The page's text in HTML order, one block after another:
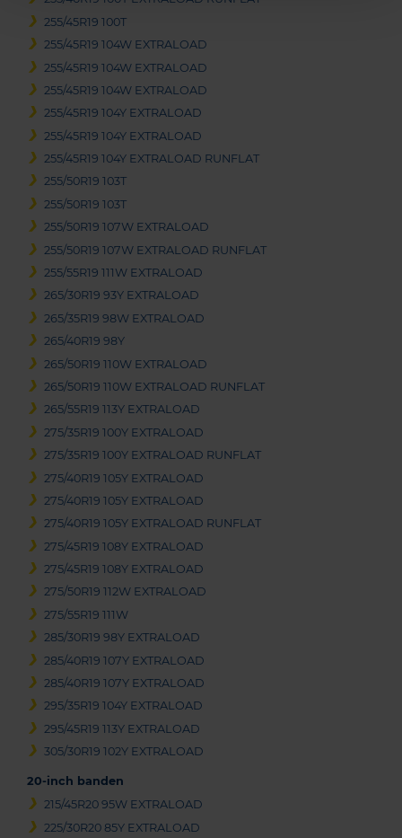
255/45R19 100T
255/45R19 104W EXTRALOAD
255/45R19 104W EXTRALOAD
255/45R19 104W EXTRALOAD
255/45R19 104Y EXTRALOAD
255/45R19 104Y EXTRALOAD
255/45R19 104Y EXTRALOAD RUNFLAT
255/50R19 103T
255/50R19 103T
255/50R19 107W EXTRALOAD
255/50R19 107W EXTRALOAD RUNFLAT
255/55R19 111W EXTRALOAD
265/30R19 93Y EXTRALOAD
265/35R19 98W EXTRALOAD
265/40R19 98Y
265/50R19 110W EXTRALOAD
265/50R19 110W EXTRALOAD RUNFLAT
265/55R19 113Y EXTRALOAD
275/35R19 100Y EXTRALOAD
275/35R19 100Y EXTRALOAD RUNFLAT
275/40R19 105Y EXTRALOAD
275/40R19 105Y EXTRALOAD
275/40R19 105Y EXTRALOAD RUNFLAT
275/45R19 108Y EXTRALOAD
275/45R19 108Y EXTRALOAD
275/50R19 112W EXTRALOAD
275/55R19 111W
285/30R19 98Y EXTRALOAD
285/40R19 107Y EXTRALOAD
285/40R19 107Y EXTRALOAD
295/35R19 104Y EXTRALOAD
295/45R19 113Y EXTRALOAD
305/30R19 102Y EXTRALOAD
20-inch banden
215/45R20 95W EXTRALOAD
225/30R20 85Y EXTRALOAD